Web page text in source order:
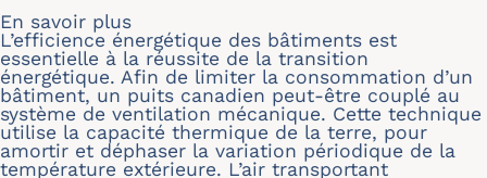
En savoir plus
L’efficience énergétique des bâtiments est
essentielle à la réussite de la transition
énergétique. Afin de limiter la consommation d’un
bâtiment, un puits canadien peut-être couplé au
système de ventilation mécanique. Cette technique
utilise la capacité thermique de la terre, pour
amortir et déphaser la variation périodique de la
température extérieure. L’air transportant